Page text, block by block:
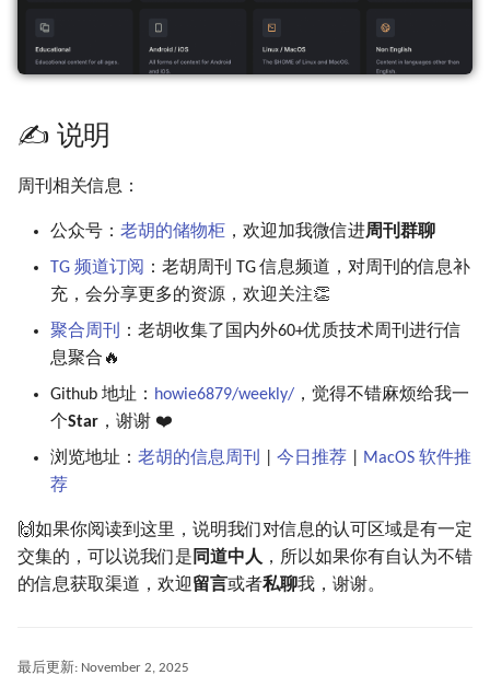
✍️ 说明
周刊相关信息：
公众号： 老胡的储物柜 ，欢迎加我微信进周刊群聊
TG 频道订阅
：老胡周刊 TG 信息频道，对周刊的信息补
充，会分享更多的资源，欢迎关注👏
聚合周刊
：老胡收集了国内外60+优质技术周刊进行信
息聚合🔥
Github 地址： howie6879/weekly/ ，觉得不错麻烦给我一
个Star ，谢谢 ❤️
浏览地址： 老胡的信息周刊 今日推荐
MacOS 软件推
荐
🙌如果你阅读到这里，说明我们对信息的认可区域是有一定
交集的，可以说我们是 同道中人 ，所以如果你有自认为不错
的信息获取渠道，欢迎留言或者私聊我，谢谢。
最后更新: November 2, 2025